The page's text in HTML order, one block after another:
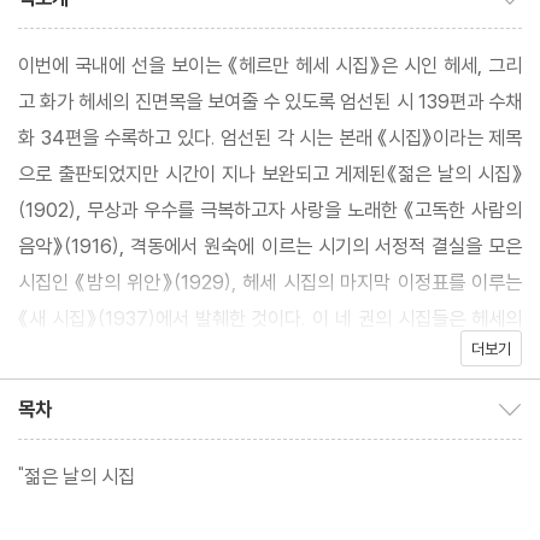
이번에 국내에 선을 보이는 《헤르만 헤세 시집》은 시인 헤세, 그리
고 화가 헤세의 진면목을 보여줄 수 있도록 엄선된 시 139편과 수채
화 34편을 수록하고 있다. 엄선된 각 시는 본래 《시집》이라는 제목
으로 출판되었지만 시간이 지나 보완되고 게제된《젊은 날의 시집》
(1902), 무상과 우수를 극복하고자 사랑을 노래한 《고독한 사람의
음악》(1916), 격동에서 원숙에 이르는 시기의 서정적 결실을 모은
시집인 《밤의 위안》(1929), 헤세 시집의 마지막 이정표를 이루는
《새 시집》(1937)에서 발췌한 것이다. 이 네 권의 시집들은 헤세의
많은 시집 중에서 작품성을 간파할 수 있는 기둥이 되는 중요한 시집
시집》이라는 한 권의 책으로 펴냈다. 이로써 여기저기 흩어져 있던
헤세의 시 한 편 한 편을 한곳에서 감상할 수 있게 되었다. 뿐만 아니
더보기
목차
"젊은 날의 시집